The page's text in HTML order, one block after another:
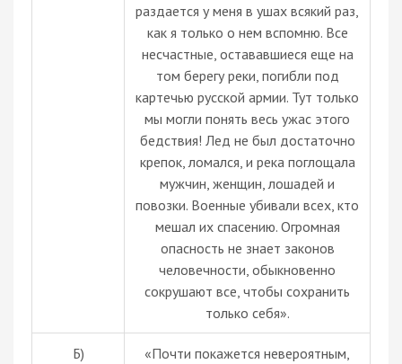
раздается у меня в ушах всякий раз,
как я только о нем вспомню. Все
несчастные, остававшиеся еще на
том берегу реки, погибли под
картечью русской армии. Тут только
мы могли понять весь ужас этого
бедствия! Лед не был достаточно
крепок, ломался, и река поглощала
мужчин, женщин, лошадей и
повозки. Военные убивали всех, кто
мешал их спасению. Огромная
опасность не знает законов
человечности, обыкновенно
сокрушают все, чтобы сохранить
только себя».
Б)
«Почти покажется невероятным,